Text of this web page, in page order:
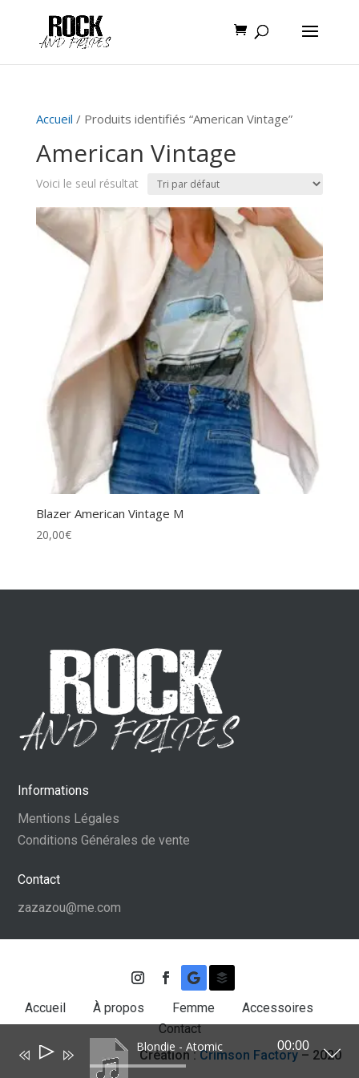
Accueil / Produits identifiés “American Vintage”
American Vintage
Voici le seul résultat
Blazer American Vintage M
20,00€
Informations
Mentions Légales
Conditions Générales de vente
Contact
zazazou@me.com
Accueil À propos Femme
Accessoires
Contact
Création :Crimson Factory– 2020
Blondie - Atomic
Lecteur
00:00